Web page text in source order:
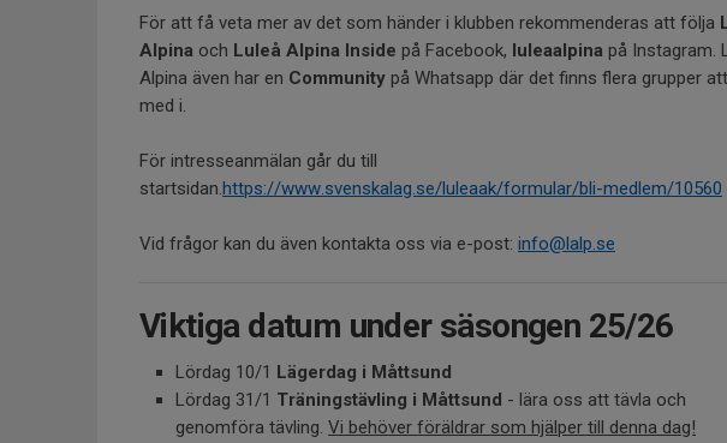
För att få veta mer av det som händer i klubben rekommenderas att följa
Alpina och Luleå Alpina Inside på Facebook, luleaalpina på Instagram.
Alpina även har en Community på Whatsapp där det finns flera grupper
med i.
För intresseanmälan går du till
startsidan.https://www.svenskalag.se/luleaak/formular/bli-medlem/10560
Vid frågor kan du även kontakta oss via e-post: info@lalp.se
Viktiga datum under säsongen 25/26
Lördag 10/1 Lägerdag i Måttsund
Lördag 31/1 Träningstävling i Måttsund - lära oss att tävla och
genomföra tävling. Vi behöver föräldrar som hjälper till denna dag!